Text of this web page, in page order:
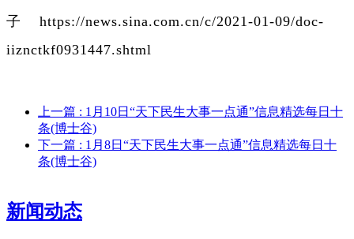
子
https://news.sina.com.cn/c/2021-01-09/doc-
iiznctkf0931447.shtml
上一篇 : 1月10日“天下民生大事一点通”信息精选每日十
条(博士谷)
下一篇 : 1月8日“天下民生大事一点通”信息精选每日十
条(博士谷)
新闻动态